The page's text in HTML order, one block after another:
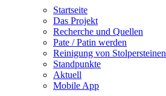
Startseite
Das Projekt
Recherche und Quellen
Pate / Patin werden
Reinigung von Stolpersteinen
Standpunkte
Aktuell
Mobile App